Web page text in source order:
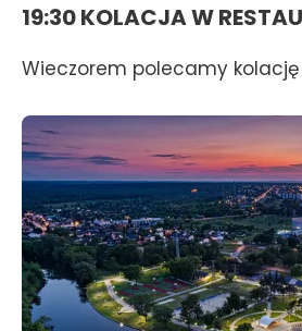
19:30 KOLACJA W
Wieczorem polecamy kolację